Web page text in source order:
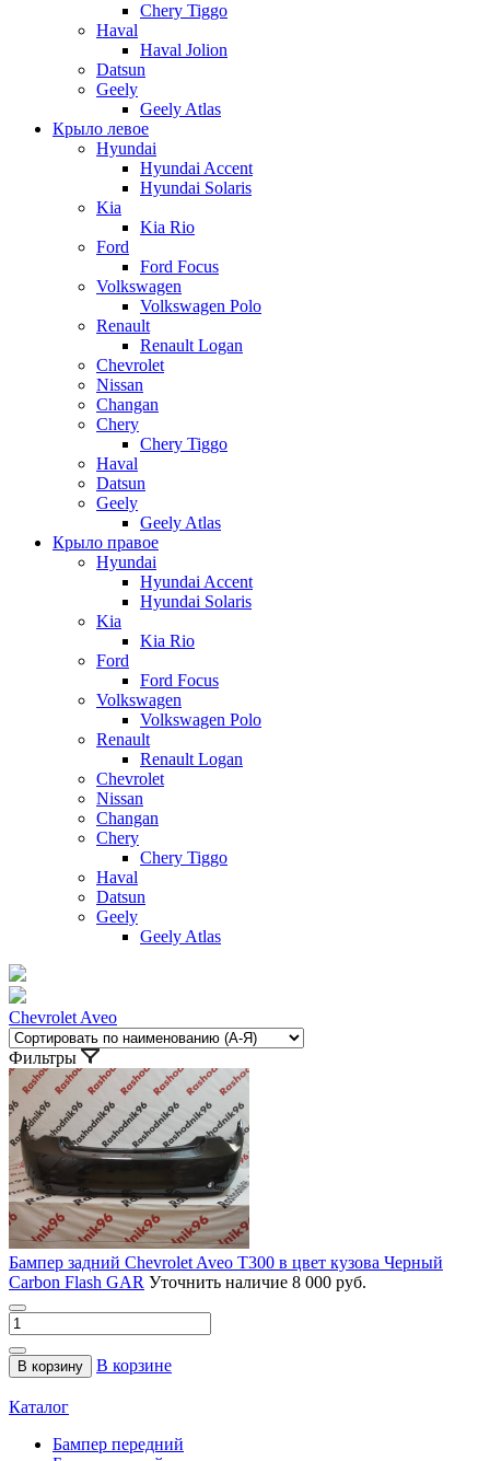
Chery Tiggo
Haval
Haval Jolion
Datsun
Geely
Geely Atlas
Крыло левое
Hyundai
Hyundai Accent
Hyundai Solaris
Kia
Kia Rio
Ford
Ford Focus
Volkswagen
Volkswagen Polo
Renault
Renault Logan
Chevrolet
Nissan
Changan
Chery
Chery Tiggo
Haval
Datsun
Geely
Geely Atlas
Крыло правое
Hyundai
Hyundai Accent
Hyundai Solaris
Kia
Kia Rio
Ford
Ford Focus
Volkswagen
Volkswagen Polo
Renault
Renault Logan
Chevrolet
Nissan
Changan
Chery
Chery Tiggo
Haval
Datsun
Geely
Geely Atlas
Chevrolet Aveo
Фильтры
Бампер задний Chevrolet Aveo T300 в цвет кузова Черный
Carbon Flash GAR Уточнить наличие 8 000 руб.
В корзину В корзине
Каталог
Бампер передний